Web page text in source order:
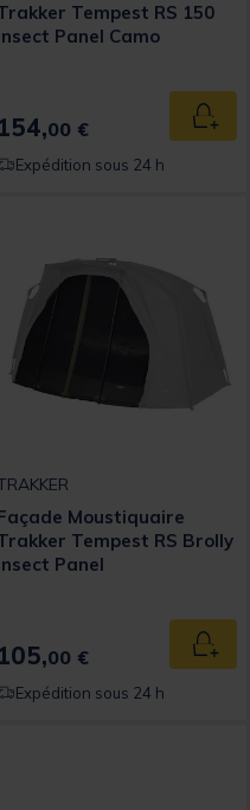
panier
Tempest RS 150
Panel Camo
154,00 €
Expédition sous 24 h
panier
Moustiquaire
Tempest RS Brolly
Panel
105,00 €
Expédition sous 24 h